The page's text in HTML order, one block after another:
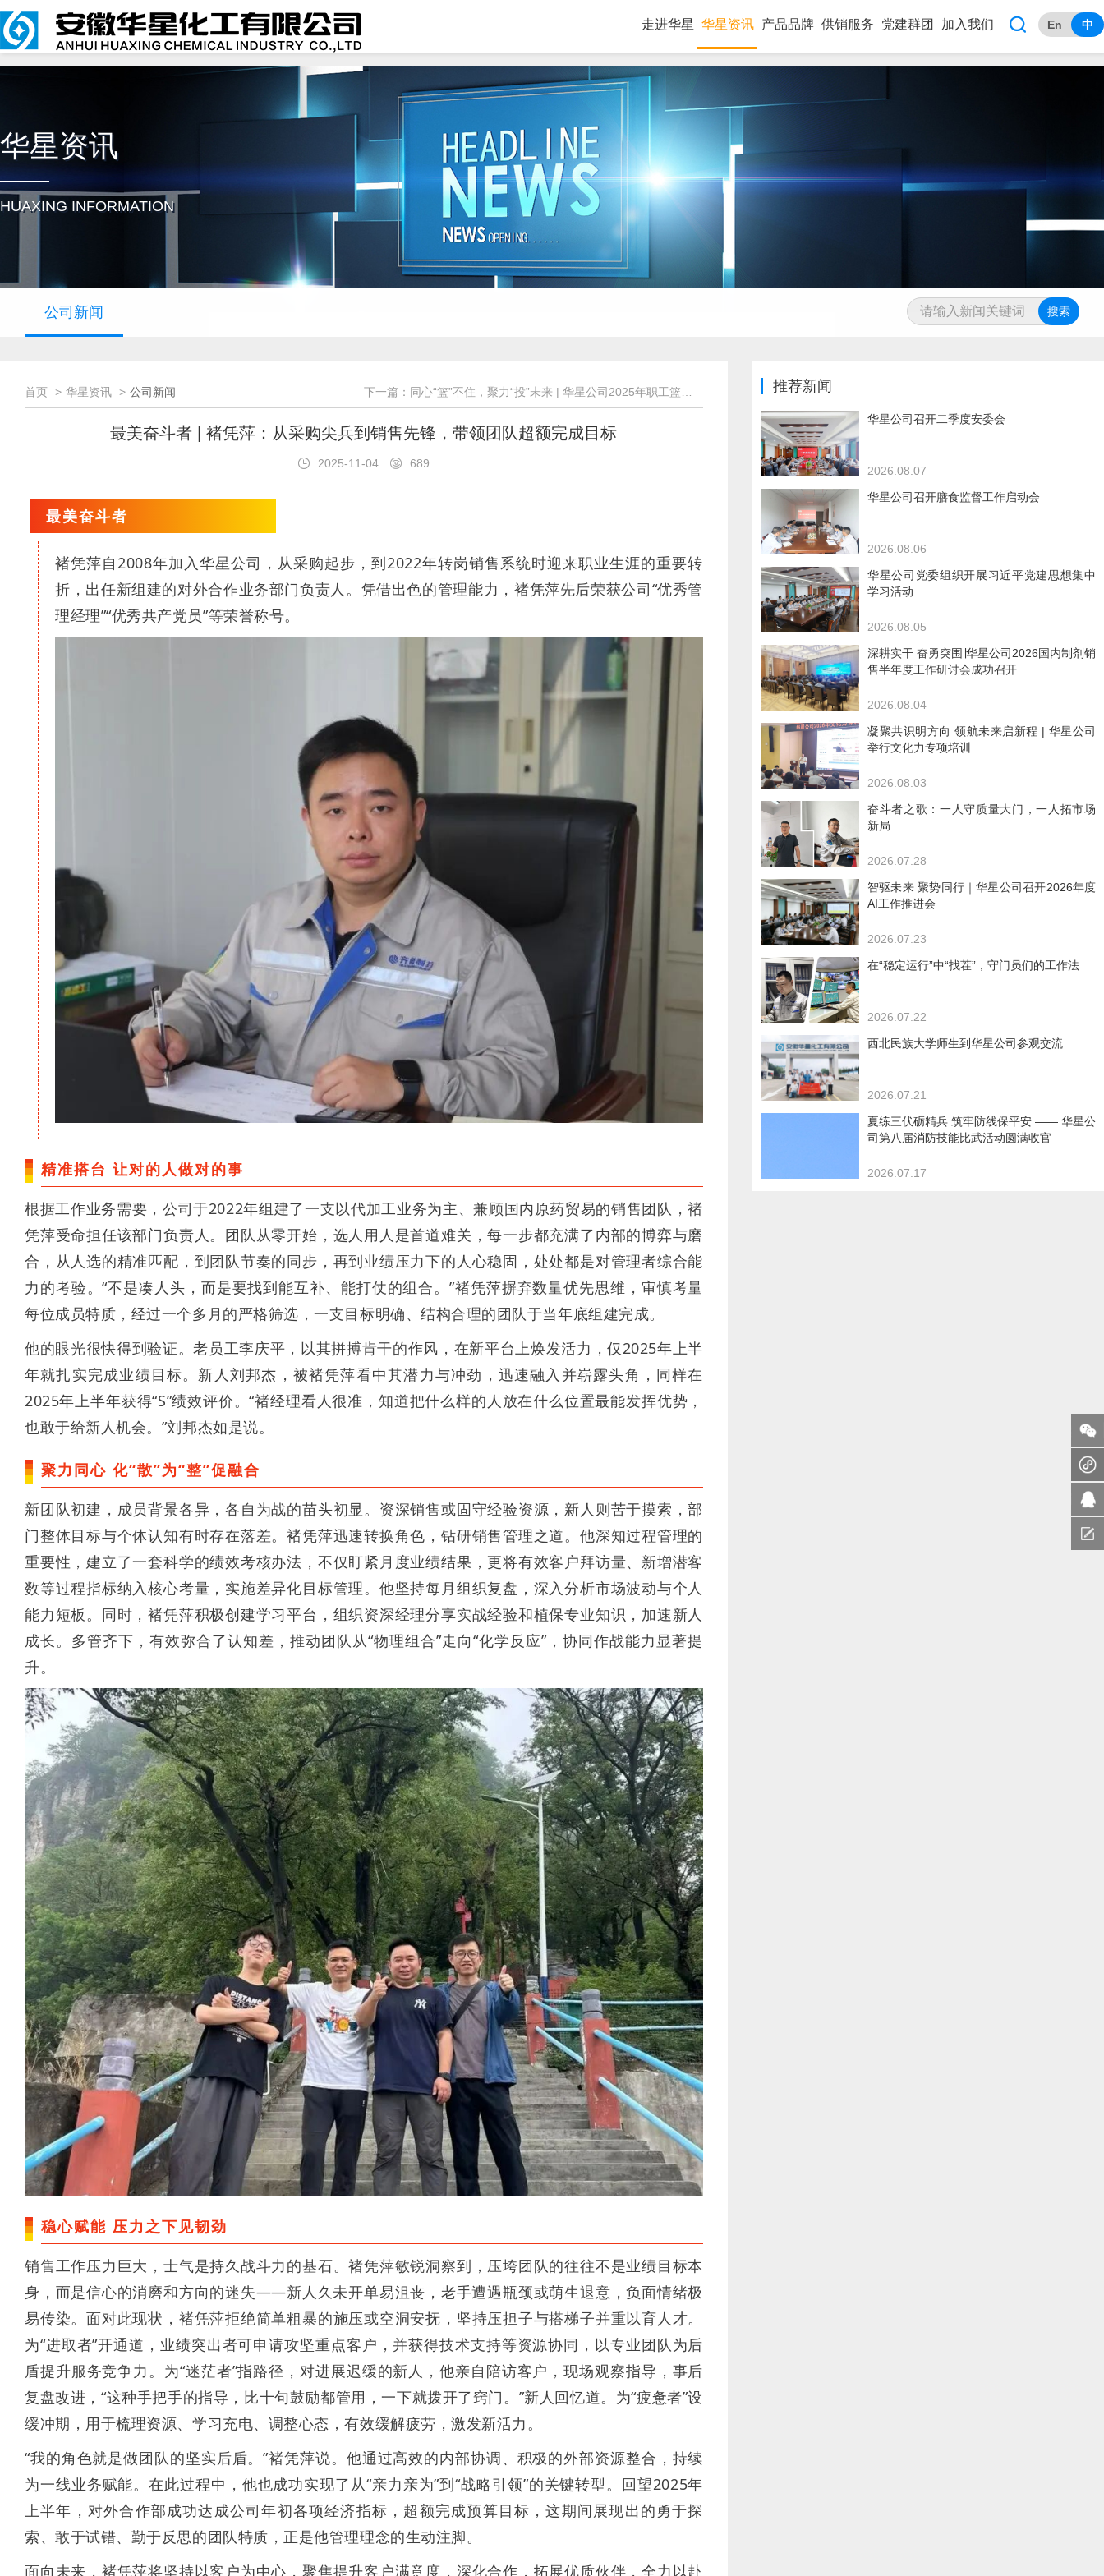
走进华星 华星资讯 产品品牌 供销服务 党建群团 加入我们  En 中
华星资讯
HUAXING INFORMATION
公司新闻
首页 华星资讯 公司新闻
最美奋斗者 | 褚凭萍：从采购尖兵到销售先锋，带领团队超额完成目标
2025-11-04 689
最美奋斗者
褚凭萍自2008年加入华星公司，从采购起步，到2022年转岗销售系统时迎来职业生涯的重要转
折，出任新组建的对外合作业务部门负责人。凭借出色的管理能力，褚凭萍先后荣获公司“优秀管
理经理”“优秀共产党员”等荣誉称号。
精准搭台 让对的人做对的事
根据工作业务需要，公司于2022年组建了一支以代加工业务为主、兼顾国内原药贸易的销售团队，褚
凭萍受命担任该部门负责人。团队从零开始，选人用人是首道难关，每一步都充满了内部的博弈与磨
合，从人选的精准匹配，到团队节奏的同步，再到业绩压力下的人心稳固，处处都是对管理者综合能
力的考验。“不是凑人头，而是要找到能互补、能打仗的组合。”褚凭萍摒弃数量优先思维，审慎考量
每位成员特质，经过一个多月的严格筛选，一支目标明确、结构合理的团队于当年底组建完成。
他的眼光很快得到验证。老员工李庆平，以其拼搏肯干的作风，在新平台上焕发活力，仅2025年上半
年就扎实完成业绩目标。新人刘邦杰，被褚凭萍看中其潜力与冲劲，迅速融入并崭露头角，同样在
2025年上半年获得“S”绩效评价。“褚经理看人很准，知道把什么样的人放在什么位置最能发挥优势，
也敢于给新人机会。”刘邦杰如是说。
聚力同心 化“散”为“整”促融合
新团队初建，成员背景各异，各自为战的苗头初显。资深销售或固守经验资源，新人则苦于摸索，部
门整体目标与个体认知有时存在落差。褚凭萍迅速转换角色，钻研销售管理之道。他深知过程管理的
重要性，建立了一套科学的绩效考核办法，不仅盯紧月度业绩结果，更将有效客户拜访量、新增潜客
数等过程指标纳入核心考量，实施差异化目标管理。他坚持每月组织复盘，深入分析市场波动与个人
能力短板。同时，褚凭萍积极创建学习平台，组织资深经理分享实战经验和植保专业知识，加速新人
成长。多管齐下，有效弥合了认知差，推动团队从“物理组合”走向“化学反应”，协同作战能力显著提
升。
稳心赋能 压力之下见韧劲
销售工作压力巨大，士气是持久战斗力的基石。褚凭萍敏锐洞察到，压垮团队的往往不是业绩目标本
身，而是信心的消磨和方向的迷失——新人久未开单易沮丧，老手遭遇瓶颈或萌生退意，负面情绪极
易传染。面对此现状，褚凭萍拒绝简单粗暴的施压或空洞安抚，坚持压担子与搭梯子并重以育人才。
为“进取者”开通道，业绩突出者可申请攻坚重点客户，并获得技术支持等资源协同，以专业团队为后
盾提升服务竞争力。为“迷茫者”指路径，对进展迟缓的新人，他亲自陪访客户，现场观察指导，事后
复盘改进，“这种手把手的指导，比十句鼓励都管用，一下就拨开了窍门。”新人回忆道。为“疲惫者”设
缓冲期，用于梳理资源、学习充电、调整心态，有效缓解疲劳，激发新活力。
“我的角色就是做团队的坚实后盾。”褚凭萍说。他通过高效的内部协调、积极的外部资源整合，持续
为一线业务赋能。在此过程中，他也成功实现了从“亲力亲为”到“战略引领”的关键转型。回望2025年
上半年，对外合作部成功达成公司年初各项经济指标，超额完成预算目标，这期间展现出的勇于探
索、敢于试错、勤于反思的团队特质，正是他管理理念的生动注脚。
面向未来，褚凭萍将坚持以客户为中心，聚焦提升客户满意度，深化合作，拓展优质伙伴，全力以赴
推荐新闻
华星公司召开二季度安委会
2026.08.07
华星公司召开膳食监督工作启动会
2026.08.06
华星公司党委组织开展习近平党建思想集中
学习活动
2026.08.05
深耕实干 奋勇突围∣华星公司2026国内制剂销
售半年度工作研讨会成功召开
2026.08.04
凝聚共识明方向 领航未来启新程 | 华星公司
举行文化力专项培训
2026.08.03
奋斗者之歌：一人守质量大门，一人拓市场
新局
2026.07.28
智驱未来 聚势同行｜华星公司召开2026年度
AI工作推进会
2026.07.23
在“稳定运行”中“找茬”，守门员们的工作法
2026.07.22
西北民族大学师生到华星公司参观交流
2026.07.21
夏练三伏砺精兵 筑牢防线保平安 —— 华星公
司第八届消防技能比武活动圆满收官
2026.07.17